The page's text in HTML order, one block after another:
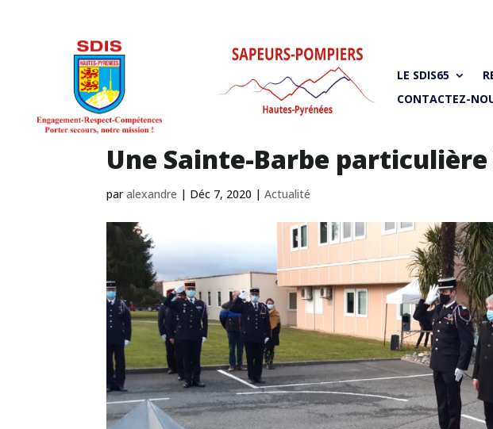
LE SDIS65
CONTACTEZ-
Une Sainte-Barbe particulière
paralexandre | Déc 7, 2020 |Actualité